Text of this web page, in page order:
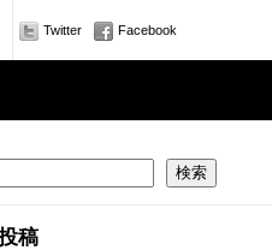
Twitter Facebook
検索
稿